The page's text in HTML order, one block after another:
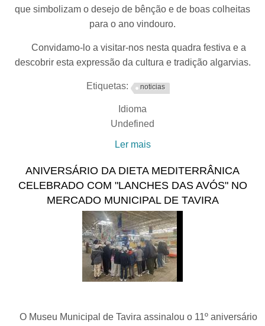
que simbolizam o desejo de bênção e de boas colheitas
para o ano vindouro.
Convidamo-lo a visitar-nos nesta quadra festiva e a
descobrir esta expressão da cultura e tradição algarvias.
Etiquetas: noticias
Idioma
Undefined
Ler mais
Museu Municipal de Tavira
| Boas Festas 2024
ANIVERSÁRIO DA DIETA MEDITERRÂNICA
CELEBRADO COM "LANCHES DAS AVÓS" NO
MERCADO MUNICIPAL DE TAVIRA
O Museu Municipal de Tavira assinalou o 11º aniversário